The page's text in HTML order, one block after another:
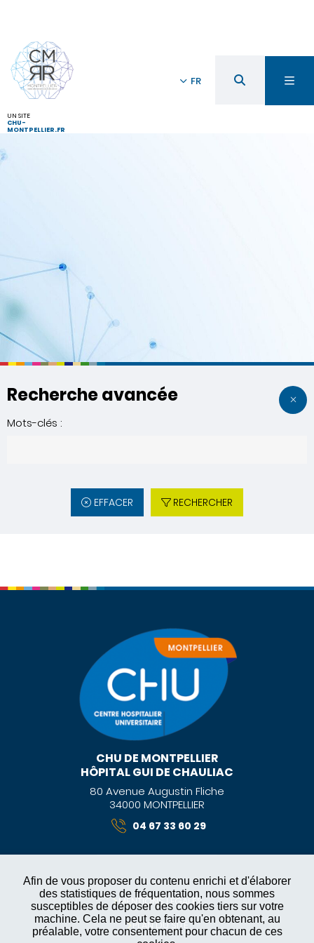
Afin de vous proposer du contenu enrichi et d'élaborer
des statistiques de fréquentation, nous sommes
susceptibles de déposer des cookies tiers sur votre
machine. Cela ne peut se faire qu'en obtenant, au
préalable, votre consentement pour chacun de ces
UN SITE
CHU-
MONTPELLIER.FR
FR
Recherche avancée
Mots-clés :
EFFACER RECHERCHER
CHU DE MONTPELLIER
HÔPITAL GUI DE CHAULIAC
80 Avenue Augustin Fliche
34000 MONTPELLIER
04 67 33 60 29
MENTIONS LÉGALES
PLAN DU SITE